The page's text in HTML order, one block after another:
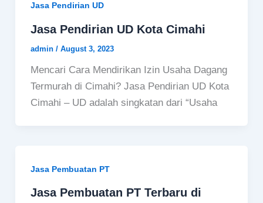
Jasa Pendirian UD
Jasa Pendirian UD Kota Cimahi
admin / August 3, 2023
Mencari Cara Mendirikan Izin Usaha Dagang
Termurah di Cimahi? Jasa Pendirian UD Kota
Cimahi – UD adalah singkatan dari “Usaha
Jasa Pembuatan PT
Jasa Pembuatan PT Terbaru di